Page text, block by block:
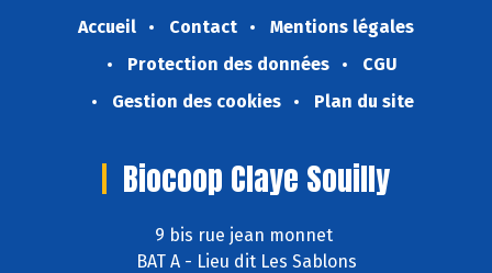
Accueil Contact
Mentions légales
Protection des données
CGU
Gestion des cookies
Plan du site
Biocoop Claye Souilly
9 bis rue jean monnet
BAT A - Lieu dit Les Sablons